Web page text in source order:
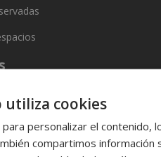
utiliza cookies
personalizar el contenido,
compartimos información